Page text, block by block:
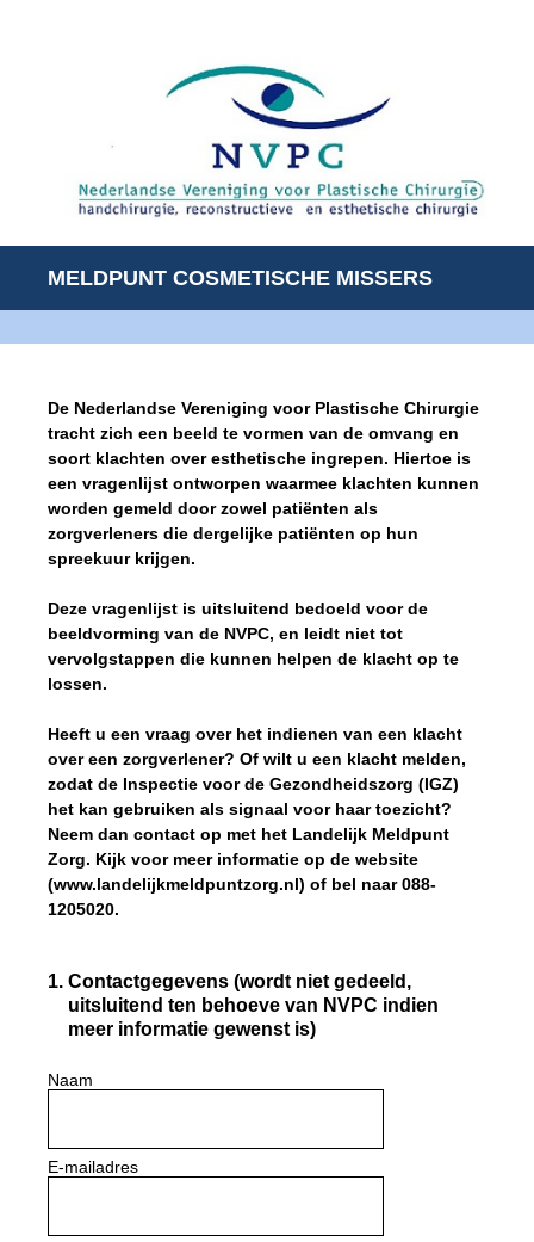
MELDPUNT COSMETISCHE MISSERS
De Nederlandse Vereniging voor Plastische Chirurgie
tracht zich een beeld te vormen van de omvang en
soort klachten over esthetische ingrepen. Hiertoe is
een vragenlijst ontworpen waarmee klachten kunnen
worden gemeld door zowel patiënten als
zorgverleners die dergelijke patiënten op hun
spreekuur krijgen.
Deze vragenlijst is uitsluitend bedoeld voor de
beeldvorming van de NVPC, en leidt niet tot
vervolgstappen die kunnen helpen de klacht op te
lossen.
Heeft u een vraag over het indienen van een klacht
over een zorgverlener? Of wilt u een klacht melden,
zodat de Inspectie voor de Gezondheidszorg (IGZ)
het kan gebruiken als signaal voor haar toezicht?
Neem dan contact op met het Landelijk Meldpunt
Zorg. Kijk voor meer informatie op de website
(www.landelijkmeldpuntzorg.nl) of bel naar 088-
1205020.
1. Contactgegevens (wordt niet gedeeld,
uitsluitend ten behoeve van NVPC indien
meer informatie gewenst is)
Naam
E-mailadres